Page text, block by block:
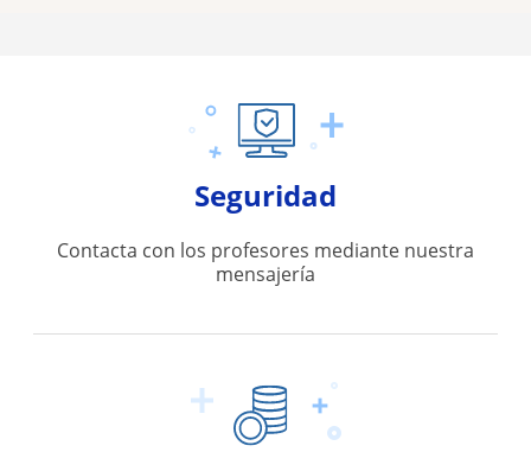
Seguridad
Contacta con los profesores mediante nuestra
mensajería